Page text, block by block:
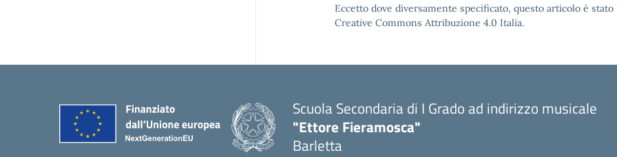
Eccetto dove diversamente specificato, questo articolo è
Creative Commons Attribuzione 4.0 Italia.
Scuola Secondaria di I Grado ad indirizzo musicale
"Ettore Fieramosca"
Barletta